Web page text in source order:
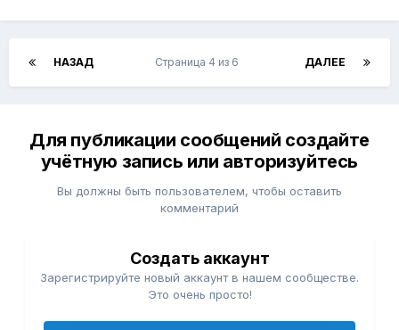
НАЗАД ДАЛЕЕ
Страница 4 из 6
Для публикации сообщений создайте
учётную запись или авторизуйтесь
Вы должны быть пользователем, чтобы оставить
комментарий
Создать аккаунт
Зарегистрируйте новый аккаунт в нашем сообществе.
Это очень просто!